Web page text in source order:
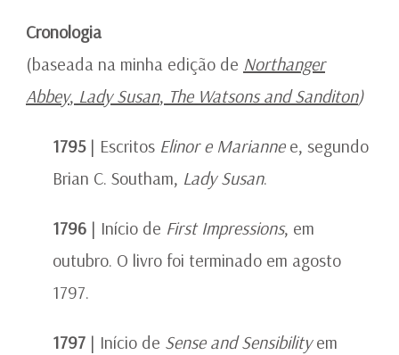
Cronologia
(baseada na minha edição de Northanger
Abbey, Lady Susan, The WatsonsandSanditon)
1795| Escritos Elinor e Mariannee, segundo
Brian C. Southam, Lady Susan.
1796 | Início de First Impressions, em
outubro. O livro foi terminado em agosto
1797.
1797 | Início de Sense and Sensibilityem